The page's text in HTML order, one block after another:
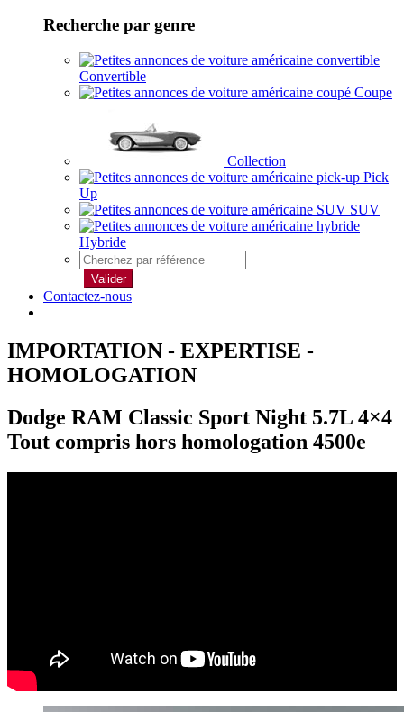
Recherche par genre
Convertible
Coupe
Collection
Pick
Up
SUV
Hybride
Valider
Contactez-nous
IMPORTATION - EXPERTISE -
HOMOLOGATION
Dodge RAM Classic Sport Night 5.7L 4×4
Tout compris hors homologation 4500e